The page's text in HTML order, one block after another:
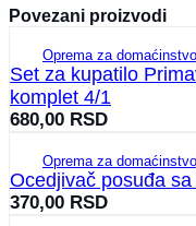
Povezani proizvodi
Oprema za domaćinstvo
Set za kupatilo
komplet 4/1
680,00 RSD
Oprema za domaćinstvo
Ocedjivač posuđa
370,00 RSD